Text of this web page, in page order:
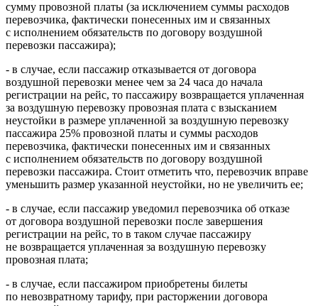
сумму провозной платы (за исключением суммы расходов
перевозчика, фактически понесенных им и связанных
с исполнением обязательств по договору воздушной
перевозки пассажира);
- в случае, если пассажир отказывается от договора
воздушной перевозки менее чем за 24 часа до начала
регистрации на рейс, то пассажиру возвращается уплаченная
за воздушную перевозку провозная плата с взысканием
неустойки в размере уплаченной за воздушную перевозку
пассажира 25% провозной платы и суммы расходов
перевозчика, фактически понесенных им и связанных
с исполнением обязательств по договору воздушной
перевозки пассажира. Стоит отметить что, перевозчик вправе
уменьшить размер указанной неустойки, но не увеличить ее;
- в случае, если пассажир уведомил перевозчика об отказе
от договора воздушной перевозки после завершения
регистрации на рейс, то в таком случае пассажиру
не возвращается уплаченная за воздушную перевозку
провозная плата;
- в случае, если пассажиром приобретены билеты
по невозвратному тарифу, при расторжении договора